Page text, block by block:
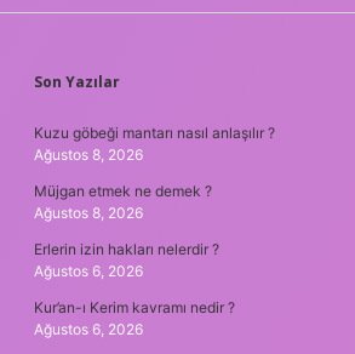
SIDEBAR
Son Yazılar
Kuzu göbeği mantarı nasıl anlaşılır ?
Ağustos 8, 2026
Müjgan etmek ne demek ?
Ağustos 8, 2026
Erlerin izin hakları nelerdir ?
Ağustos 6, 2026
Kur’an-ı Kerim kavramı nedir ?
Ağustos 6, 2026